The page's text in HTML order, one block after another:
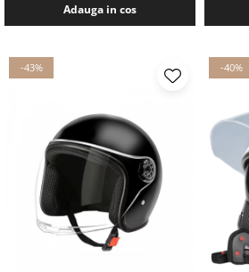
Adauga in cos
-43% -40%